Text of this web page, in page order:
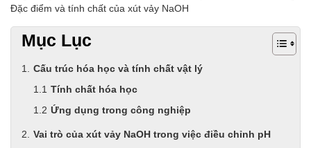
Đặc điểm và tính chất của xút vảy NaOH
Mục Lục
Cấu trúc hóa học và tính chất vật lý
Tính chất hóa học
Ứng dụng trong công nghiệp
Vai trò của xút vảy NaOH trong việc điều chỉnh pH